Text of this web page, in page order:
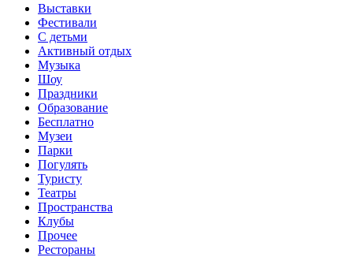
Выставки
Фестивали
С детьми
Активный отдых
Музыка
Шоу
Праздники
Образование
Бесплатно
Музеи
Парки
Погулять
Туристу
Театры
Пространства
Клубы
Прочее
Рестораны